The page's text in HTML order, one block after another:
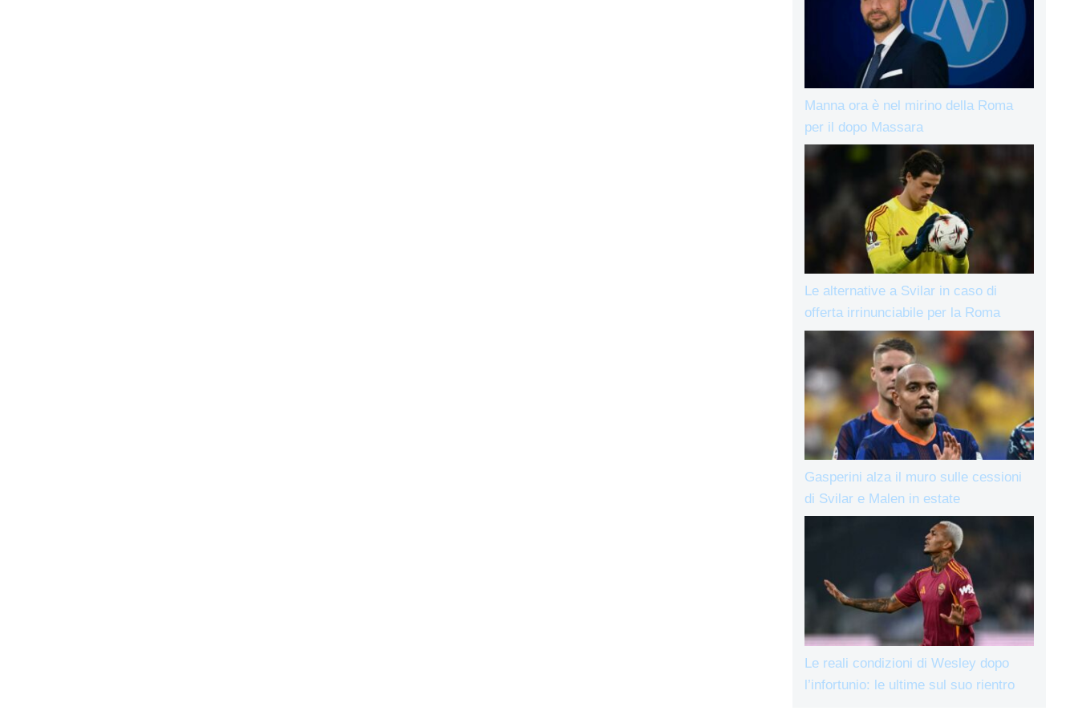
Manna ora è nel mirino della Roma
per il dopo Massara
Le alternative a Svilar in caso di
offerta irrinunciabile per la Roma
Gasperini alza il muro sulle cessioni
di Svilar e Malen in estate
Le reali condizioni di Wesley dopo
l’infortunio: le ultime sul suo rientro